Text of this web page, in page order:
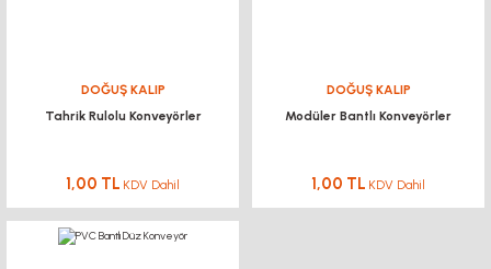
DOĞUŞ KALIP
Tahrik Rulolu Konveyörler
1,00 TL KDV Dahil
DOĞUŞ KALIP
Modüler Bantlı Konveyörler
1,00 TL KDV Dahil